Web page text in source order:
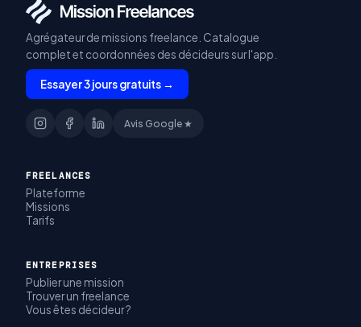
Agrégateur de missions freelance. Catalogue
complet et coordonnées des décideurs sur l'app.
Essayer 3 jours gratuits →
Avis Google ★
FREELANCES
Plateforme
Missions
Tarifs
ENTREPRISES
Publier une mission
Trouver un freelance
Vous êtes décideur ?